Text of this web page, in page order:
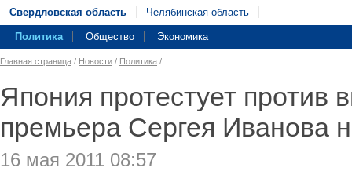
Свердловская область Челябинская область
Политика Общество Экономика
Главная страница / Новости / Политика /
Япония протестует против
премьера Сергея Иванова
16 мая 2011 08:57